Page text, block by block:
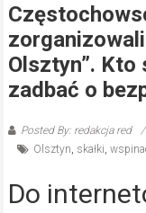
Olsztyn”.
zadbać o
Posted By: redakcja red
Olsztyn, skałki,
Do